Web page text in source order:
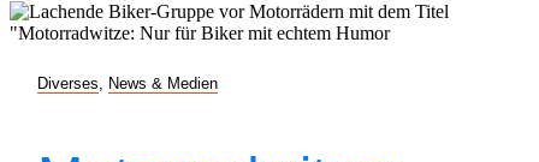
Diverses News & Medien